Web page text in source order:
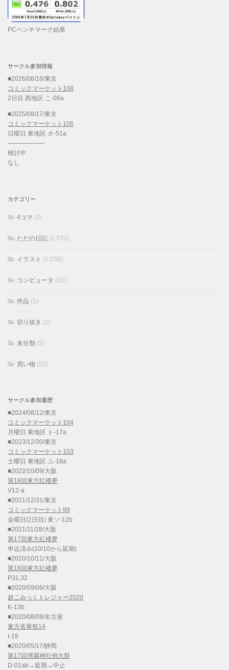
PCベンチマーク結果
サークル参加情報
■2026/08/16/東京
コミックマーケット108
2日目 西地区 こ-06a
■2025/08/17/東京
コミックマーケット106
日曜日 東地区 オ-51a
——————
検討中
なし
カテゴリー
4コマ (3)
ただの日記 (1,370)
イラスト (1,058)
コンピュータ (81)
作品 (1)
切り抜き (2)
未分類 (5)
買い物 (52)
サークル参加履歴
■2024/08/12/東京
コミックマーケット104
月曜日 東地区 ト-17a
■2023/12/30/東京
コミックマーケット103
土曜日 東地区 ユ-18a
■2022/10/09/大阪
第18回東方紅楼夢
V12-a
■2021/12/31/東京
コミックマーケット99
金曜日(2日目) 東ソ-12b
■2021/11/28/大阪
第17回東方紅楼夢
申込済み(10/10から延期)
■2020/10/11/大阪
第16回東方紅楼夢
P31,32
■2020/09/06/大阪
超こみっくトレジャー2020
K-13b
■2020/08/09/名古屋
東方名華祭14
I-19
■2020/05/17/静岡
第17回博麗神社例大祭
D-01ab→延期→中止